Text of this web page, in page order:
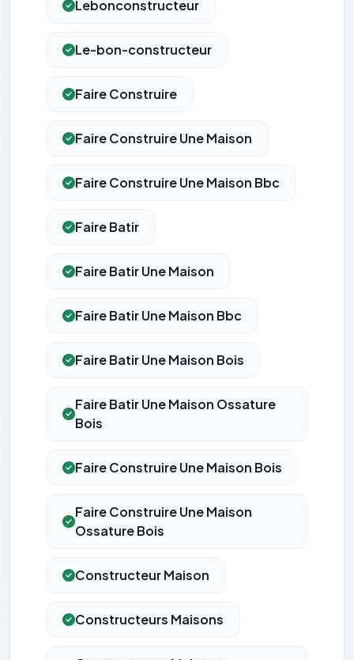
Lebonconstructeur
Le-bon-constructeur
Faire Construire
Faire Construire Une Maison
Faire Construire Une Maison Bbc
Faire Batir
Faire Batir Une Maison
Faire Batir Une Maison Bbc
Faire Batir Une Maison Bois
Faire Batir Une Maison Ossature
Bois
Faire Construire Une Maison Bois
Faire Construire Une Maison
Ossature Bois
Constructeur Maison
Constructeurs Maisons